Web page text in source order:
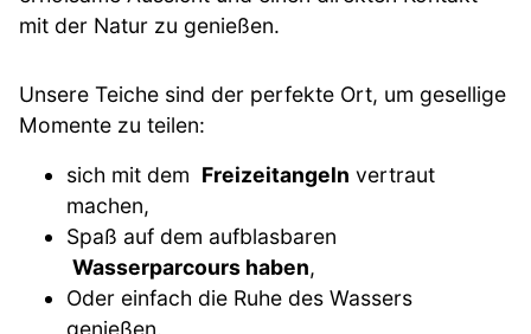
mit der Natur zu genießen.
Unsere Teiche sind der perfekte Ort, um gesellige
Momente zu teilen:
sich mit dem Freizeitangeln vertraut
machen,
Spaß auf dem aufblasbaren
Wasserparcours haben,
Oder einfach die Ruhe des Wassers
genießen.